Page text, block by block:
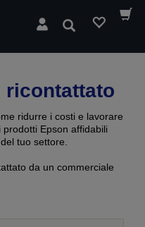
Cerca
ricontattato
ridurre i costi e lavorare
Epson affidabili
tuo settore.
da un commerciale